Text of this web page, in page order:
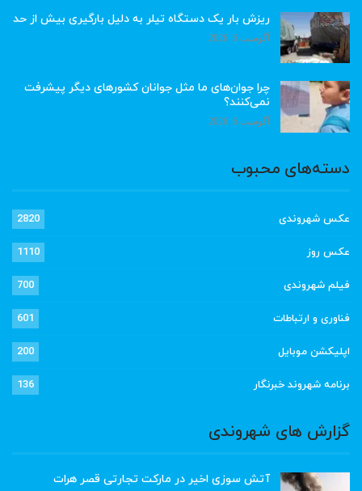
ریزش بار یک دستگاه تیلر به دلیل بارگیری بیش از حد
آگوست 6, 2026
چرا جوان‌های ما مثل جوانان کشورهای دیگر پیشرفت
نمی‌کنند؟
آگوست 6, 2026
دسته‌های محبوب
عکس شهروندی 2820
عکس روز 1110
فیلم شهروندی 700
فناوری و ارتباطات 601
اپلیکشن موبایل 200
برنامه شهروند خبرنگار 136
گزارش های شهروندی
آتش سوزی اخیر در مارکت تجارتی قصر هرات